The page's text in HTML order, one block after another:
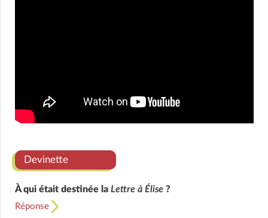
Devinette
À qui était destinée la Lettre à Élise ?
Réponse